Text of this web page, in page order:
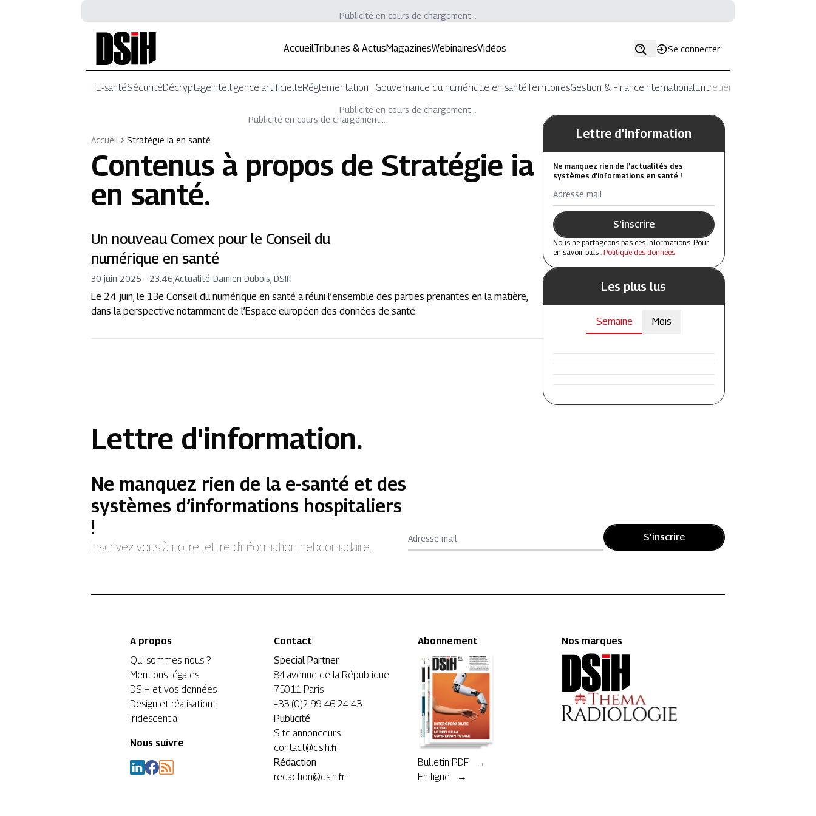
Publicité en cours de chargement...
AccueilTribunes & ActusMagazinesWebinairesVidéos Se connecter
E-santéSécuritéDécryptageIntelligence artificielleRéglementation | Gouvernance du numérique en santéTerritoiresGestion & FinanceInternationalEntretiens
Publicité en cours de chargement...
Publicité en cours de chargement...
Accueil
Stratégie ia en santé
Contenus à propos de Stratégie ia
en santé.
Un nouveau Comex pour le Conseil du
numérique en santé
30 juin 2025 - 23:46 ,Actualité-Damien Dubois, DSIH
Le 24 juin, le 13e Conseil du numérique en santé a réuni l’ensemble des parties prenantes en la matière,
dans la perspective notamment de l’Espace européen des données de santé.
Lettre d'information
Ne manquez rien de l’actualités des
systèmes d’informations en santé !
Adresse mail
S'inscrire
Nous ne partageons pas ces informations. Pour
en savoir plus : Politique des données
Les plus lus
Semaine Mois
Lettre d'information.
Ne manquez rien de la e-santé et des
systèmes d’informations hospitaliers
!
Inscrivez-vous à notre lettre d’information hebdomadaire.
Adresse mail S'inscrire
A propos
Qui sommes-nous ?
Mentions légales
DSIH et vos données
Design et réalisation :
Iridescentia
Nous suivre
Contact
Special Partner
84 avenue de la République
75011 Paris
+33 (0)2 99 46 24 43
Publicité
Site annonceurs
contact@dsih.fr
Rédaction
redaction@dsih.fr
Abonnement
Bulletin PDF →
En ligne →
Nos marques